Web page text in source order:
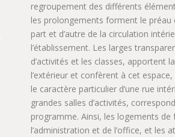
regroupement des différents
les prolongements forment le préau
part et d’autre de la circulation
l’établissement. Les larges
d’activités et les classes, apportent
l’extérieur et confèrent à cet
le caractère particulier d’une rue
grandes salles d’activités,
programme. Ainsi, les logements
l’administration et de l’office, et les